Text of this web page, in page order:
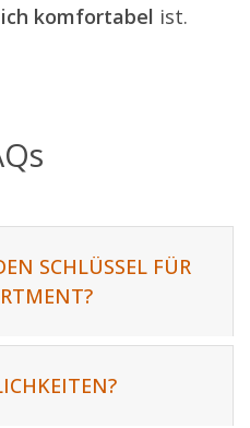
komfortabel ist.
SCHLÜSSEL FÜR